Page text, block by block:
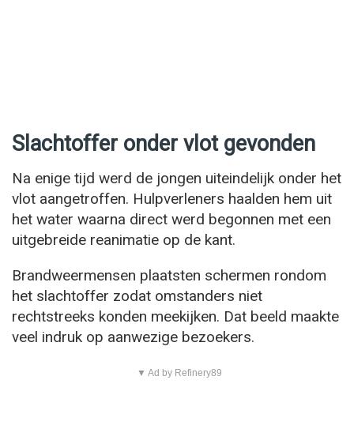
Slachtoffer onder vlot gevonden
Na enige tijd werd de jongen uiteindelijk onder het
vlot aangetroffen. Hulpverleners haalden hem uit
het water waarna direct werd begonnen met een
uitgebreide reanimatie op de kant.
Brandweermensen plaatsten schermen rondom
het slachtoffer zodat omstanders niet
rechtstreeks konden meekijken. Dat beeld maakte
veel indruk op aanwezige bezoekers.
▼ Ad by Refinery89